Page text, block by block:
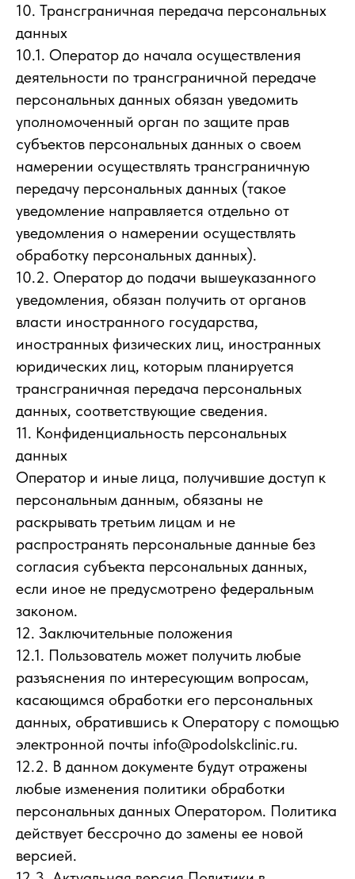
10. Трансграничная передача персональных
данных
10.1. Оператор до начала осуществления
деятельности по трансграничной передаче
персональных данных обязан уведомить
уполномоченный орган по защите прав
субъектов персональных данных о своем
намерении осуществлять трансграничную
передачу персональных данных (такое
уведомление направляется отдельно от
уведомления о намерении осуществлять
обработку персональных данных).
10.2. Оператор до подачи вышеуказанного
уведомления, обязан получить от органов
власти иностранного государства,
иностранных физических лиц, иностранных
юридических лиц, которым планируется
трансграничная передача персональных
данных, соответствующие сведения.
11. Конфиденциальность персональных
данных
Оператор и иные лица, получившие доступ к
персональным данным, обязаны не
раскрывать третьим лицам и не
распространять персональные данные без
согласия субъекта персональных данных,
если иное не предусмотрено федеральным
законом.
12. Заключительные положения
12.1. Пользователь может получить любые
разъяснения по интересующим вопросам,
касающимся обработки его персональных
данных, обратившись к Оператору с помощью
электронной почты info@podolskclinic.ru.
12.2. В данном документе будут отражены
любые изменения политики обработки
персональных данных Оператором. Политика
действует бессрочно до замены ее новой
версией.